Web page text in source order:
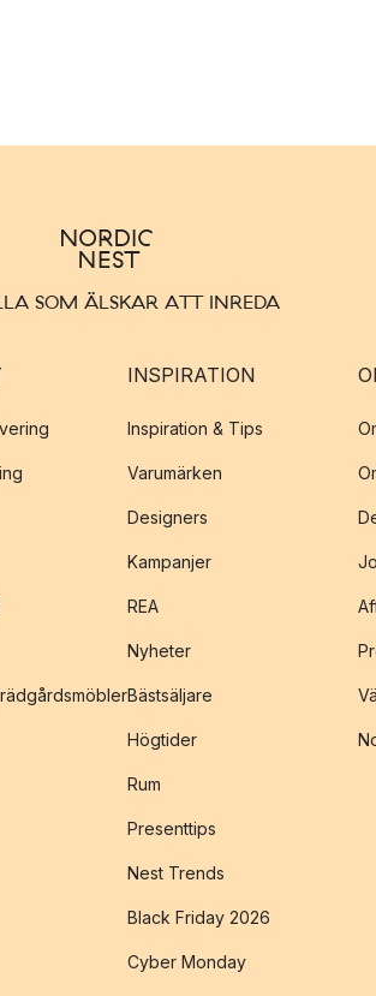
SOM ÄLSKAR ATT INREDA
INSPIRATION
Inspiration & Tips
Varumärken
Designers
Kampanjer
REA
Nyheter
Bästsäljare
Högtider
Rum
Presenttips
Nest Trends
Black Friday 2026
Cyber Monday